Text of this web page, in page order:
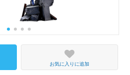
お気に入りに追加